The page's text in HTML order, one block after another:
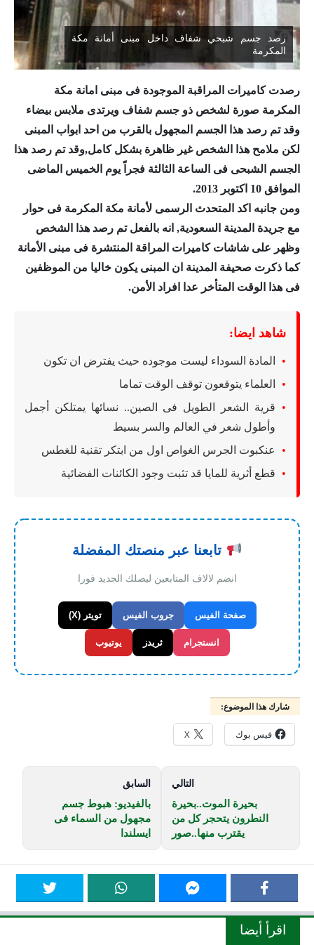
رصد جسم شبحي شفاف داخل مبنى أمانة مكة
المكرمة
رصدت كاميرات المراقبة الموجودة فى مبنى امانة مكة
المكرمة صورة لشخص ذو جسم شفاف ويرتدى ملابس بيضاء
وقد تم رصد هذا الجسم المجهول بالقرب من احد ابواب المبنى
لكن ملامح هذا الشخص غير ظاهرة بشكل كامل,وقد تم رصد هذا
الجسم الشبحى فى الساعة الثالثة فجراً يوم الخميس الماضى
الموافق 10 اكتوبر 2013.
ومن جانبه اكد المتحدث الرسمى لأمانة مكة المكرمة فى حوار
مع جريدة المدينة السعودية, انه بالفعل تم رصد هذا الشخص
وظهر على شاشات كاميرات المراقة المنتشرة فى مبنى الأمانة
كما ذكرت صحيفة المدينة ان المبنى يكون خاليا من الموظفين
فى هذا الوقت المتأخر عدا افراد الأمن.
شاهد ايضا:
المادة السوداء ليست موجوده حيث يفترض ان تكون
العلماء يتوقعون توقف الوقت تماما
قرية الشعر الطويل فى الصين.. نسائها يمتلكن أجمل
وأطول شعر في العالم والسر بسيط
عنكبوت الجرس الغواص اول من ابتكر تقنية للغطس
قطع أثرية للمايا قد تثبت وجود الكائنات الفضائية
تابعنا عبر منصتك المفضلة
انضم لالاف المتابعين ليصلك الجديد فورا
صفحة الفيس جروب الفيس تويتر (X)
انستجرام ثريدز يوتيوب
شارك هذا الموضوع:
فيس بوك X
التالي
بحيرة الموت..بحيرة
النطرون يتحجر كل من
يقترب منها..صور
السابق
بالفيديو: هبوط جسم
مجهول من السماء فى
ايسلندا
اقرأ أيضا